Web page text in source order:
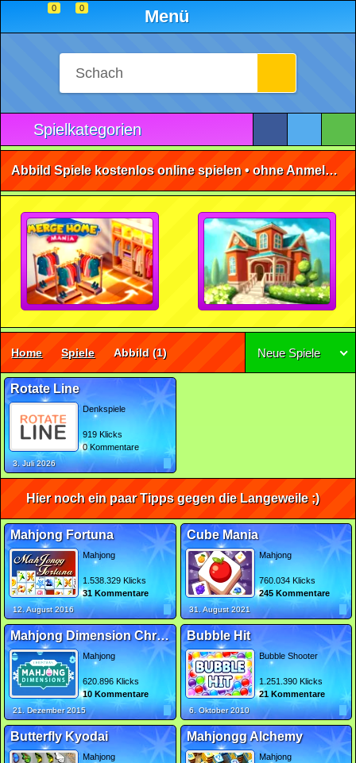
0 0 Menü
Spielkategorien
Abbild Spiele kostenlos online spielen • ohne Anmeldung 🕹️
Home Spiele Abbild (1) Neue Spiele
Rotate Line
Denkspiele
919 Klicks
0 Kommentare
3. Juli 2026
Hier noch ein paar Tipps gegen die Langeweile ;)
Mahjong Fortuna
Mahjong
1.538.329 Klicks
31 Kommentare
12. August 2016
Cube Mania
Mahjong
760.034 Klicks
245 Kommentare
31. August 2021
Mahjong Dimension Christmas
Mahjong
620.896 Klicks
10 Kommentare
21. Dezember 2015
Bubble Hit
Bubble Shooter
1.251.390 Klicks
21 Kommentare
6. Oktober 2010
Butterfly Kyodai
Mahjong
Mahjongg Alchemy
Mahjong